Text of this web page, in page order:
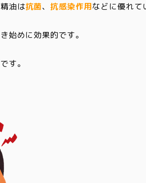
油は抗菌、抗感染作用などに優れて
始めに効果的です。
す。